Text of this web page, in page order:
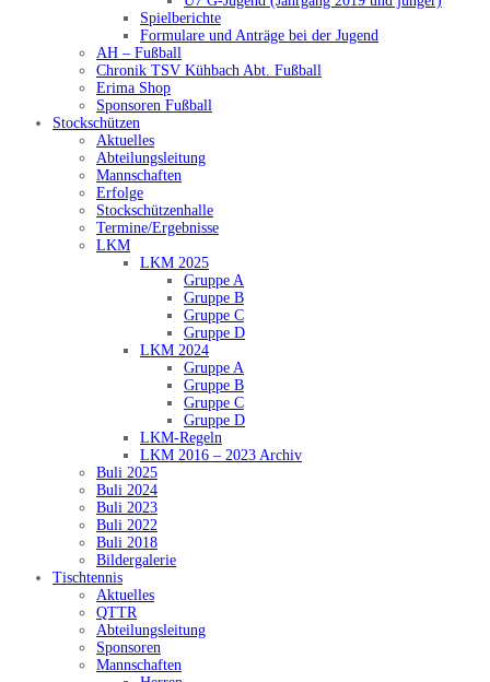
Spielberichte
Formulare und Anträge bei der Jugend
AH – Fußball
Chronik TSV Kühbach Abt. Fußball
Erima Shop
Sponsoren Fußball
Stockschützen
Aktuelles
Abteilungsleitung
Mannschaften
Erfolge
Stockschützenhalle
Termine/Ergebnisse
LKM
LKM 2025
Gruppe A
Gruppe B
Gruppe C
Gruppe D
LKM 2024
Gruppe A
Gruppe B
Gruppe C
Gruppe D
LKM-Regeln
LKM 2016 – 2023 Archiv
Buli 2025
Buli 2024
Buli 2023
Buli 2022
Buli 2018
Bildergalerie
Tischtennis
Aktuelles
QTTR
Abteilungsleitung
Sponsoren
Mannschaften